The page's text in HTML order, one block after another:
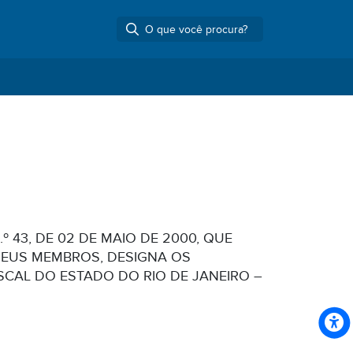
43, DE 02 DE MAIO DE 2000, QUE
MEMBROS, DESIGNA OS
DO ESTADO DO RIO DE JANEIRO –